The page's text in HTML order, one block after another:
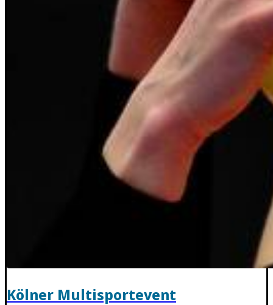
Kölner Multisportevent